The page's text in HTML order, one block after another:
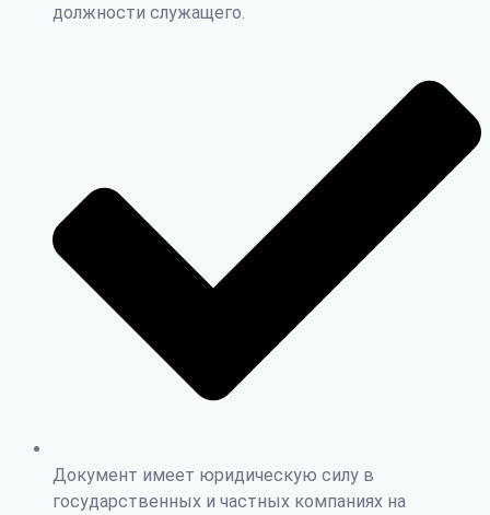
должности служащего.
Документ имеет юридическую силу в
государственных и частных компаниях на